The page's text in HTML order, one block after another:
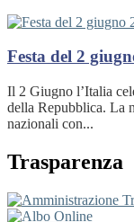
Festa del 2
Il 2 Giugno l’Italia
della Repubblica. La
nazionali con...
Trasparenza